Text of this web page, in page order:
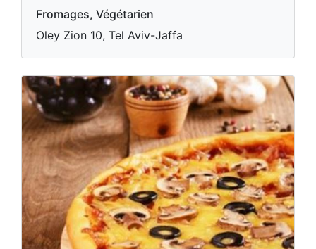
Fromages, Végétarien
Oley Zion 10, Tel Aviv-Jaffa